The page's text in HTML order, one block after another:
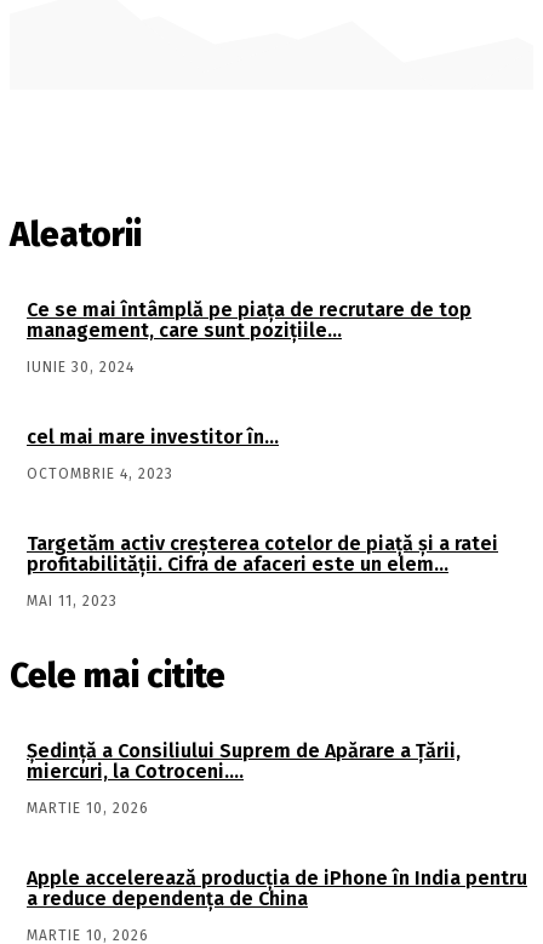
Aleatorii
Ce se mai întâmplă pe piaţa de recrutare de top
management, care sunt poziţiile…
IUNIE 30, 2024
cel mai mare investitor în…
OCTOMBRIE 4, 2023
Targetăm activ creşterea cotelor de piaţă şi a ratei
profitabilităţii. Cifra de afaceri este un elem…
MAI 11, 2023
Cele mai citite
Şedinţă a Consiliului Suprem de Apărare a Ţării,
miercuri, la Cotroceni….
MARTIE 10, 2026
Apple accelerează producția de iPhone în India pentru
a reduce dependența de China
MARTIE 10, 2026